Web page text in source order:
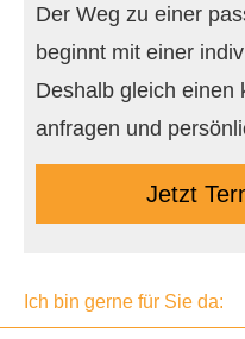
Der Weg zu einer
beginnt mit einer
Deshalb gleich einen
anfragen und
Jetzt
Ich bin gerne für Sie da: